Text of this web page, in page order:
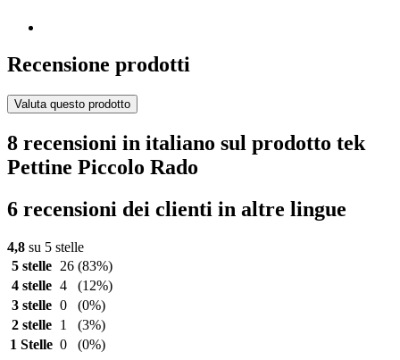
Recensione prodotti
Valuta questo prodotto
8 recensioni in italiano sul prodotto tek
Pettine Piccolo Rado
6 recensioni dei clienti in altre lingue
4,8 su 5 stelle
5 stelle
26 (83%)
4 stelle 4
(12%)
3 stelle 0
(0%)
2 stelle
1
(3%)
1 Stelle 0 (0%)